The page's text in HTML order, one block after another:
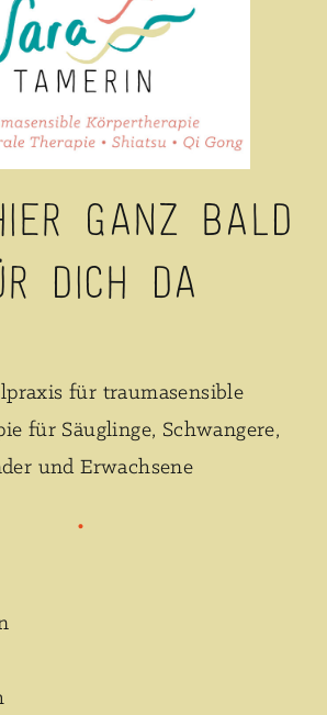
ganz bald
dich da
für traumasensible
für Säuglinge, Schwangere,
und Erwachsene
•